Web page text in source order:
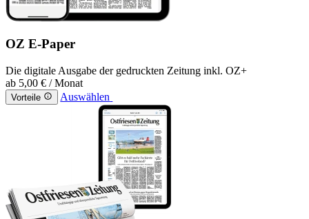
OZ E-Paper
Die digitale Ausgabe der gedruckten Zeitung inkl. OZ+
ab 5,00 € / Monat
Vorteile Auswählen